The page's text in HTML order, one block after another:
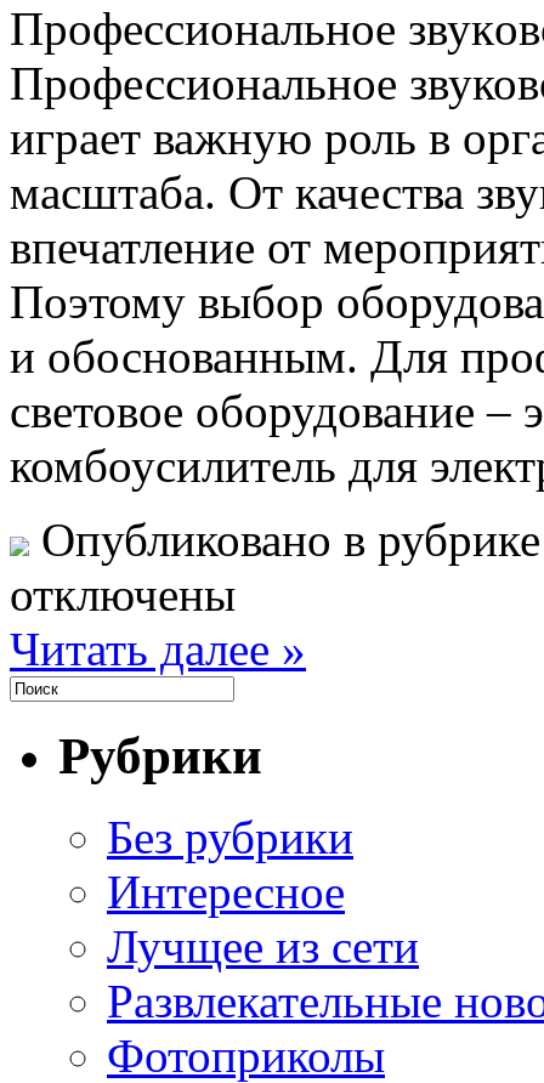
Прoфeссиoнaльнoe
Профессиональное
играет важную роль в
масштаба. От качества
впечатление от
Поэтому выбор
и обоснованным. Для
световое оборудование –
комбоусилитель для
Опубликовано в
отключены
Читать далее »
Рубрики
Без рубрики
Интересное
Лучщее из сети
Развлекательные
Фотоприколы